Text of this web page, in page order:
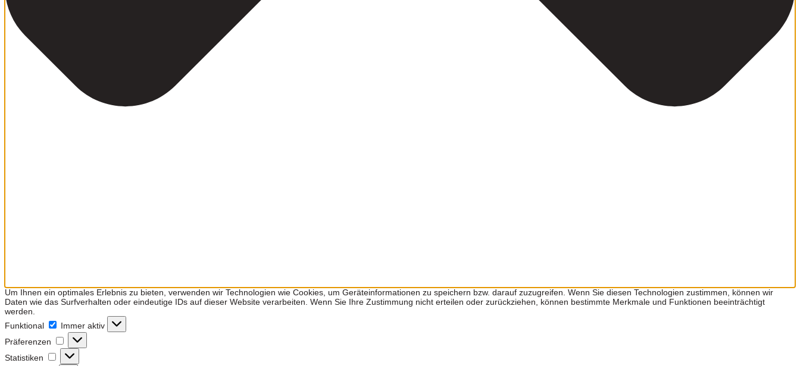
Um Ihnen ein optimales Erlebnis zu bieten, verwenden wir Technologien wie Cookies, um Geräteinformationen zu speichern bzw. darauf zuzugreifen. Wenn Sie diesen Technologien zustimmen, können wir
Daten wie das Surfverhalten oder eindeutige IDs auf dieser Website verarbeiten. Wenn Sie Ihre Zustimmung nicht erteilen oder zurückziehen, können bestimmte Merkmale und Funktionen beeinträchtigt
werden.
Funktional
Immer aktiv
Präferenzen
Präferenzen
Statistiken
Statistiken